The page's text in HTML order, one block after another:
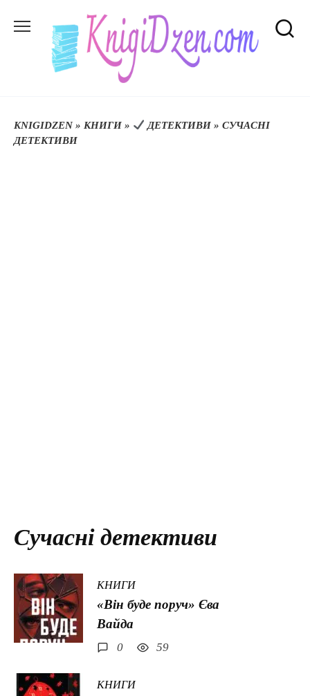
до
KNIGIDZEN» КНИГИ » ДЕТЕКТИВИ» СУЧАСНІ
ДЕТЕКТИВИ
Сучасні детективи
КНИГИ
«Він буде поруч» Єва
Вайда
0 59
КНИГИ